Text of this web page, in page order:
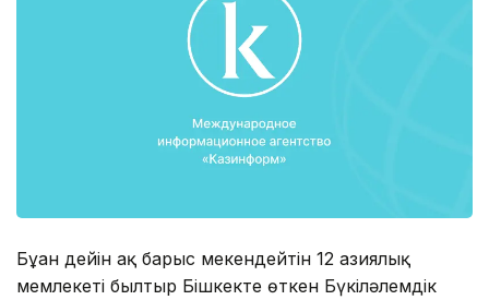
Бұған дейін ақ барыс мекендейтін 12 азиялық
мемлекеті былтыр Бішкекте өткен Бүкіләлемдік